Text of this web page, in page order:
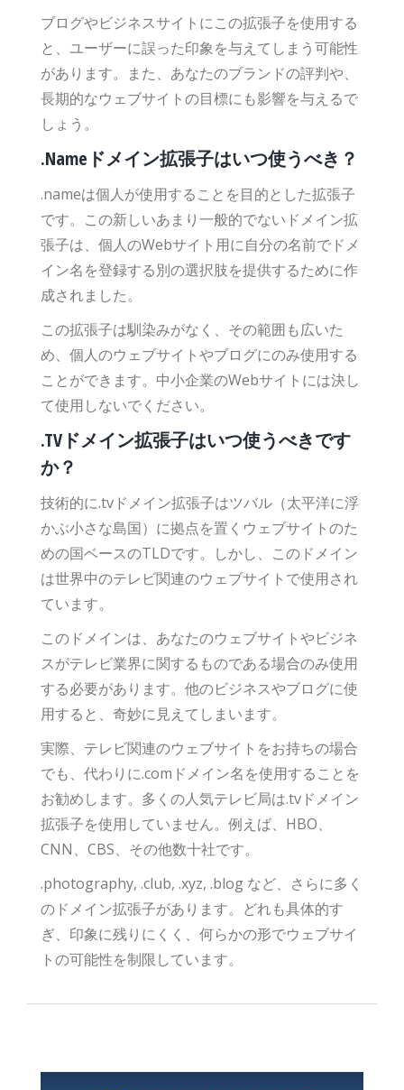
ブログやビジネスサイトにこの拡張子を使用する
と、ユーザーに誤った印象を与えてしまう可能性
があります。また、あなたのブランドの評判や、
長期的なウェブサイトの目標にも影響を与えるで
しょう。
.Nameドメイン拡張子はいつ使うべき？
.nameは個人が使用することを目的とした拡張子
です。この新しいあまり一般的でないドメイン拡
張子は、個人のWebサイト用に自分の名前でドメ
イン名を登録する別の選択肢を提供するために作
成されました。
この拡張子は馴染みがなく、その範囲も広いた
め、個人のウェブサイトやブログにのみ使用する
ことができます。中小企業のWebサイトには決し
て使用しないでください。
.TVドメイン拡張子はいつ使うべきです
か？
技術的に.tvドメイン拡張子はツバル（太平洋に浮
かぶ小さな島国）に拠点を置くウェブサイトのた
めの国ベースのTLDです。しかし、このドメイン
は世界中のテレビ関連のウェブサイトで使用され
ています。
このドメインは、あなたのウェブサイトやビジネ
スがテレビ業界に関するものである場合のみ使用
する必要があります。他のビジネスやブログに使
用すると、奇妙に見えてしまいます。
実際、テレビ関連のウェブサイトをお持ちの場合
でも、代わりに.comドメイン名を使用することを
お勧めします。多くの人気テレビ局は.tvドメイン
拡張子を使用していません。例えば、HBO、
CNN、CBS、その他数十社です。
.photography, .club, .xyz, .blog など、さらに多く
のドメイン拡張子があります。どれも具体的す
ぎ、印象に残りにくく、何らかの形でウェブサイ
トの可能性を制限しています。